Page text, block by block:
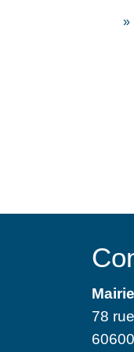
78